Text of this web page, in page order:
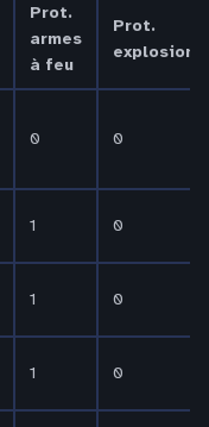
Prot.
armes
à feu
Prot.
explosions
0 0
1 0
1 0
1 0